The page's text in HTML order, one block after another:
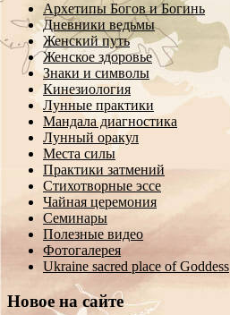
Архетипы Богов и Богинь
Дневники ведьмы
Женский путь
Женское здоровье
Знаки и символы
Кинезиология
Лунные практики
Мандала диагностика
Лунный оракул
Места силы
Практики затмений
Стихотворные эссе
Чайная церемония
Семинары
Полезные видео
Фотогалерея
Ukraine sacred place of Goddess
Новое на сайте